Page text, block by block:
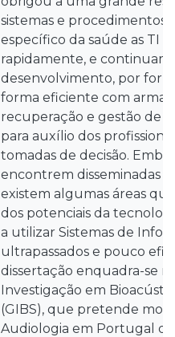
sistemas e procedimentos
específico da saúde as TI
rapidamente, e
desenvolvimento, por
forma eficiente com
recuperação e gestão de
para auxílio dos
tomadas de decisão.
encontrem disseminadas
existem algumas áreas
dos potenciais da
a utilizar Sistemas de
ultrapassados e pouco
dissertação enquadra-se
Investigação em
(GIBS), que pretende
Audiologia em Portugal